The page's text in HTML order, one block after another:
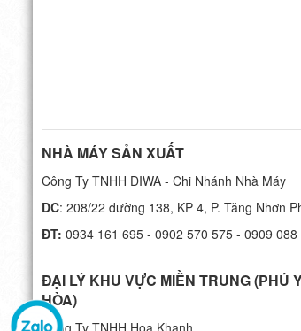
NHÀ MÁY SẢN XUẤT
Công Ty TNHH DIWA - Chi Nhánh Nhà Máy
DC: 208/22 đường 138, KP 4, P. Tăng Nhơn
ĐT: 0934 161 695 - 0902 570 575 - 0909 088
ĐẠI LÝ KHU VỰC MIỀN TRUNG (PHÚ
HÒA)
Công Ty TNHH Hoa Khanh